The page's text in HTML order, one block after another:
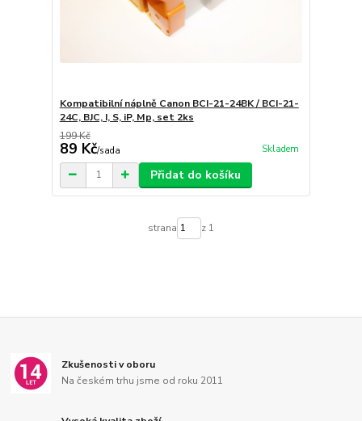
Kompatibilní náplně Canon BCI-21-24BK / BCI-21-
24C, BJC, I, S, iP, Mp, set 2ks
199 Kč
89 Kč/sada Skladem
Přidat do košíku
strana z 1
Zkušenosti v oboru
Na českém trhu jsme od roku 2011